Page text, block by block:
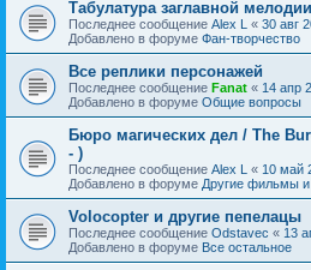
Табулатура заглавной
Последнее сообщение Alex L « 30 авг
Добавлено в форуме Фан-творчество
Все реплики персонажей
Последнее сообщение Fanat « 14 апр
Добавлено в форуме Общие вопросы
Бюро магических дел / The
- )
Последнее сообщение Alex L « 10 май
Добавлено в форуме Другие фильмы
Volocopter и другие пепелацы
Последнее сообщение Odstavec « 13
Добавлено в форуме Все остальное